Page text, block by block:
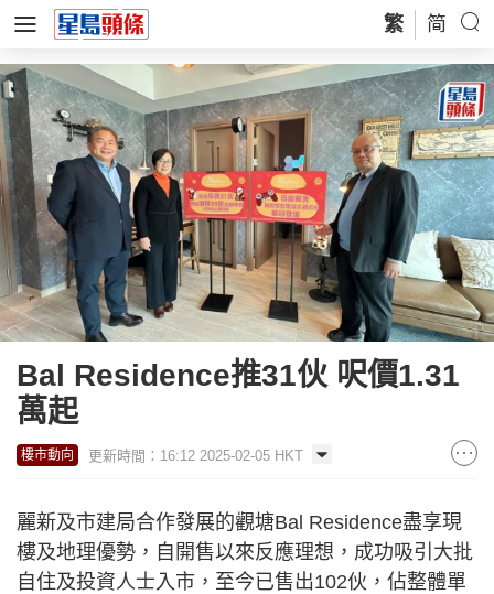
繁 简
Bal Residence推31伙 呎價1.31
萬起
樓市動向 更新時間：16:12 2025-02-05 HKT
麗新及市建局合作發展的觀塘Bal Residence盡享現
樓及地理優勢，自開售以來反應理想，成功吸引大批
自住及投資人士入市，至今已售出102伙，佔整體單